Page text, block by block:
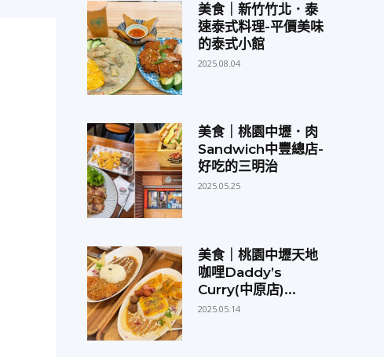
美食｜新竹竹北．泰
速泰式料理-平價美味
的泰式小館
2025.08.04
美食｜桃園中壢．肉
Sandwich中豐總店-
好吃的三明治
2025.05.25
美食｜桃園中壢天地
咖哩Daddy’s
Curry(中原店)...
2025.05.14